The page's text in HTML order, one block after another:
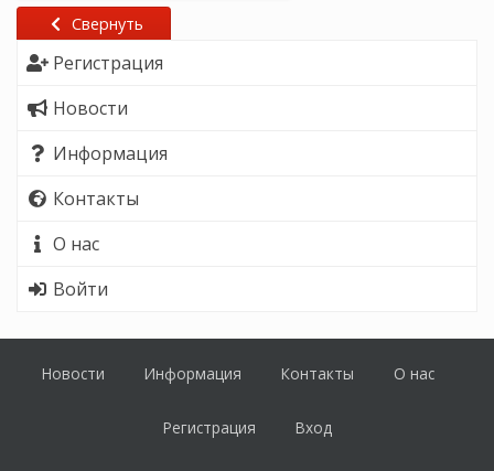
Свернуть
Регистрация
Новости
Информация
Контакты
О нас
Войти
Новости Информация Контакты О нас
Регистрация Вход